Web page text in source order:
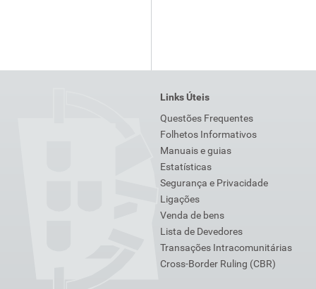
Links Úteis
Questões Frequentes
Folhetos Informativos
Manuais e guias
Estatísticas
Segurança e Privacidade
Ligações
Venda de bens
Lista de Devedores
Transações Intracomunitárias
Cross-Border Ruling (CBR)